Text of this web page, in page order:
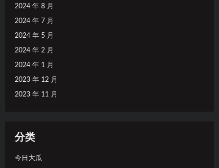
2024 年 8 月
2024 年 7 月
2024 年 5 月
2024 年 2 月
2024 年 1 月
2023 年 12 月
2023 年 11 月
分类
今日大瓜